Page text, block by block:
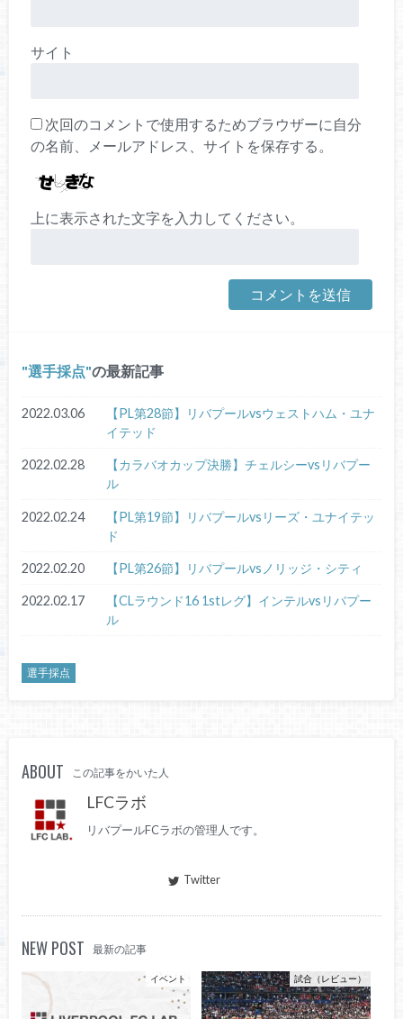
サイト
次回のコメントで使用するためブラウザーに自分
の名前、メールアドレス、サイトを保存する。
上に表示された文字を入力してください。
選手採点 の最新記事
2022.03.06
【PL第28節】リバプールvsウェストハム・ユナ
イテッド
2022.02.28
【カラバオカップ決勝】チェルシーvsリバプー
ル
2022.02.24
【PL第19節】リバプールvsリーズ・ユナイテッ
ド
2022.02.20 【PL第26節】リバプールvsノリッジ・シティ
2022.02.17
【CLラウンド16 1stレグ】インテルvsリバプー
ル
選手採点
ABOUT この記事をかいた人
LFCラボ
リバプールFCラボの管理人です。
Twitter
NEW POST 最新の記事
イベント 試合（レビュー）